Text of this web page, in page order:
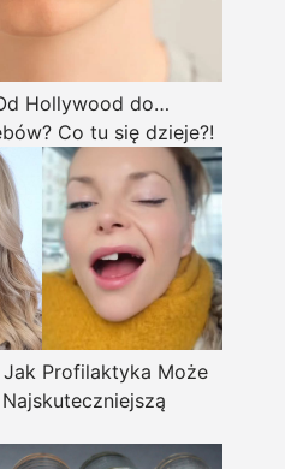
Hollywood do…
Co tu się dzieje?!
Profilaktyka Może